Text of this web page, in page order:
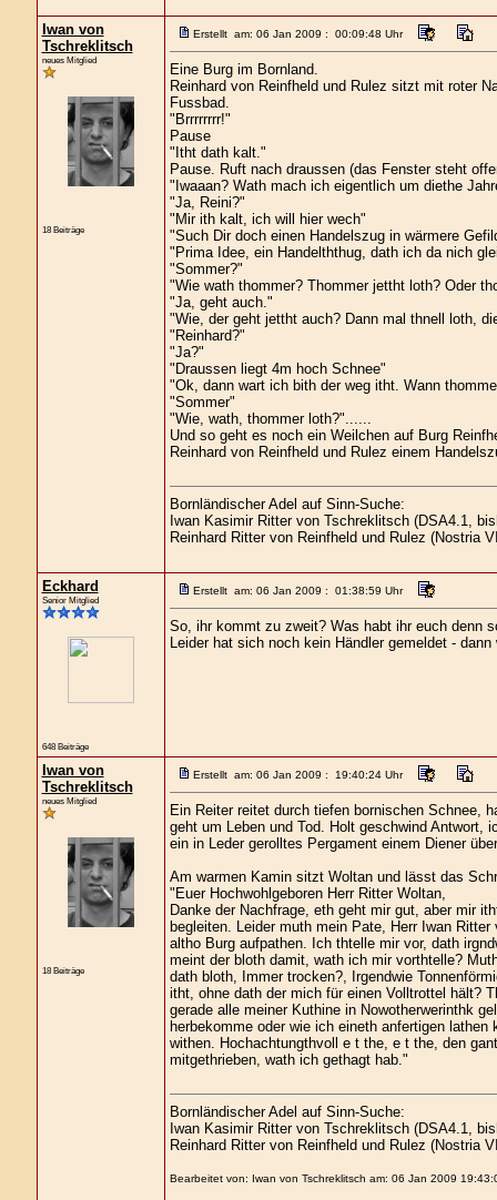
Iwan von
Tschreklitsch
neues Mitglied
18 Beiträge
Erstellt am: 06 Jan 2009 : 00:09:48 Uhr
Eine Burg im Bornland.
Reinhard von Reinfheld und Rulez sitzt mit roter
Fussbad.
"Brrrrrrrr!"
Pause
"Itht dath kalt."
Pause. Ruft nach draussen (das Fenster steht
"Iwaaan? Wath mach ich eigentlich um diethe
"Ja, Reini?"
"Mir ith kalt, ich will hier wech"
"Such Dir doch einen Handelszug in wärmere
"Prima Idee, ein Handelththug, dath ich da nich
"Sommer?"
"Wie wath thommer? Thommer jettht loth? Oder
"Ja, geht auch."
"Wie, der geht jettht auch? Dann mal thnell loth,
"Reinhard?"
"Ja?"
"Draussen liegt 4m hoch Schnee"
"Ok, dann wart ich bith der weg itht. Wann
"Sommer"
"Wie, wath, thommer loth?"......
Und so geht es noch ein Weilchen auf Burg
Reinhard von Reinfheld und Rulez einem
Bornländischer Adel auf Sinn-Suche:
Iwan Kasimir Ritter von Tschreklitsch (DSA4.1,
Reinhard Ritter von Reinfheld und Rulez (Nostria
Eckhard
Senior Mitglied
648 Beiträge
Erstellt am: 06 Jan 2009 : 01:38:59 Uhr
So, ihr kommt zu zweit? Was habt ihr euch denn
Leider hat sich noch kein Händler gemeldet -
Iwan von
Tschreklitsch
neues Mitglied
18 Beiträge
Erstellt am: 06 Jan 2009 : 19:40:24 Uhr
Ein Reiter reitet durch tiefen bornischen Schnee,
geht um Leben und Tod. Holt geschwind
ein in Leder gerolltes Pergament einem Diener
Am warmen Kamin sitzt Woltan und lässt das
"Euer Hochwohlgeboren Herr Ritter Woltan,
Danke der Nachfrage, eth geht mir gut, aber mir
begleiten. Leider muth mein Pate, Herr Iwan
altho Burg aufpathen. Ich thtelle mir vor, dath
meint der bloth damit, wath ich mir vorthtelle?
dath bloth, Immer trocken?, Irgendwie
itht, ohne dath der mich für einen Volltrottel hält?
gerade alle meiner Kuthine in Nowotherwerinthk
herbekomme oder wie ich eineth anfertigen
withen. Hochachtungthvoll e t the, e t the, den
mitgethrieben, wath ich gethagt hab."
Bornländischer Adel auf Sinn-Suche:
Iwan Kasimir Ritter von Tschreklitsch (DSA4.1,
Reinhard Ritter von Reinfheld und Rulez (Nostria
Bearbeitet von: Iwan von Tschreklitsch am: 06 Jan 2009